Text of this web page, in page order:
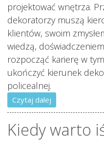
projektować wnętrza.
dekoratorzy muszą
klientów, swoim
wiedzą,
rozpocząć karierę w
ukończyć kierunek
policealnej.
Czytaj dalej
Kiedy warto